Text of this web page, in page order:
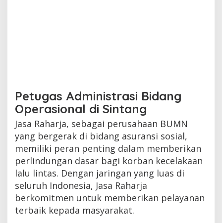
Petugas Administrasi Bidang
Operasional di Sintang
Jasa Raharja, sebagai perusahaan BUMN
yang bergerak di bidang asuransi sosial,
memiliki peran penting dalam memberikan
perlindungan dasar bagi korban kecelakaan
lalu lintas. Dengan jaringan yang luas di
seluruh Indonesia, Jasa Raharja
berkomitmen untuk memberikan pelayanan
terbaik kepada masyarakat.